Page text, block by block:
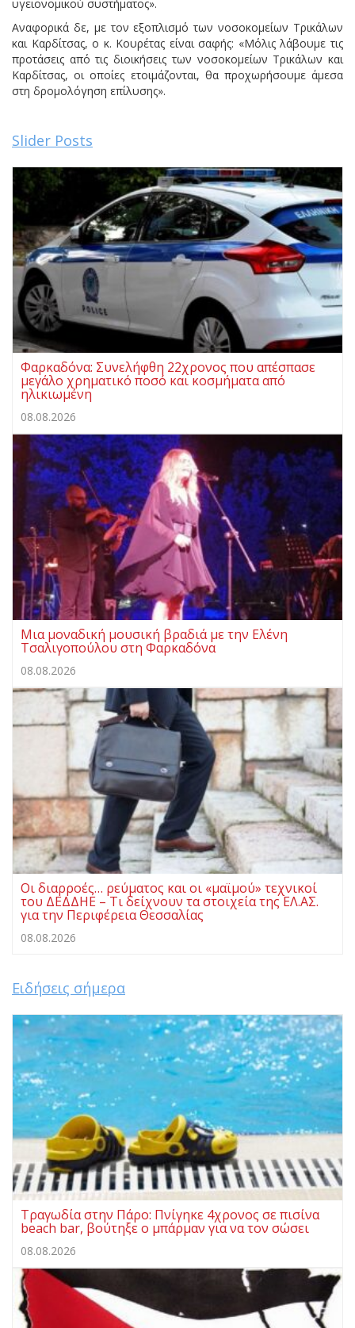
υγειονομικού συστήματος».
Αναφορικά δε, με τον εξοπλισμό των νοσοκομείων Τρικάλων
και Καρδίτσας, ο κ. Κουρέτας είναι σαφής: «Μόλις λάβουμε τις
προτάσεις από τις διοικήσεις των νοσοκομείων Τρικάλων και
Καρδίτσας, οι οποίες ετοιμάζονται, θα προχωρήσουμε άμεσα
στη δρομολόγηση επίλυσης».
Slider Posts
Φαρκαδόνα: Συνελήφθη 22χρονος που απέσπασε
μεγάλο χρηματικό ποσό και κοσμήματα από
ηλικιωμένη
08.08.2026
Μια μοναδική μουσική βραδιά με την Ελένη
Τσαλιγοπούλου στη Φαρκαδόνα
08.08.2026
Οι διαρροές… ρεύματος και οι «μαϊμού» τεχνικοί
του ΔΕΔΔΗΕ – Τι δείχνουν τα στοιχεία της ΕΛ.ΑΣ.
για την Περιφέρεια Θεσσαλίας
08.08.2026
Ειδήσεις σήμερα
Τραγωδία στην Πάρο: Πνίγηκε 4χρονος σε πισίνα
beach bar, βούτηξε ο μπάρμαν για να τον σώσει
08.08.2026